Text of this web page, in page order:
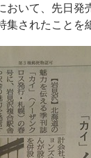
おいて、先日
集されたことを